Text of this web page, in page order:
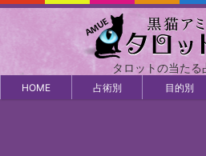
タロットの当たる
HOME 占術別 目的別